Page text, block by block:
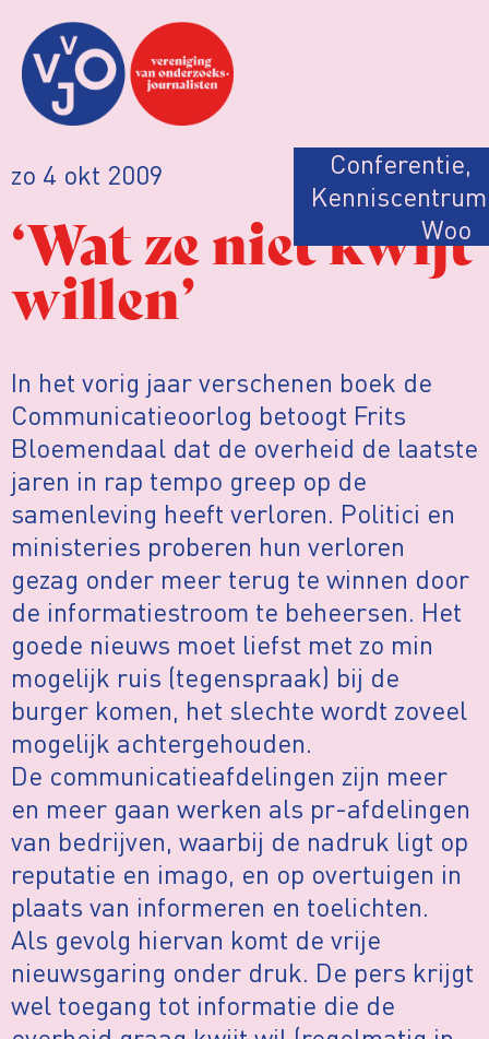
zo 4 okt 2009 Conferentie,
Kenniscentrum
Woo
‘Wat ze niet kwijt
willen’
In het vorig jaar verschenen boek de
Communicatieoorlog betoogt Frits
Bloemendaal dat de overheid de laatste
jaren in rap tempo greep op de
samenleving heeft verloren. Politici en
ministeries proberen hun verloren
gezag onder meer terug te winnen door
de informatiestroom te beheersen. Het
goede nieuws moet liefst met zo min
mogelijk ruis (tegenspraak) bij de
burger komen, het slechte wordt zoveel
mogelijk achtergehouden.
De communicatieafdelingen zijn meer
en meer gaan werken als pr-afdelingen
van bedrijven, waarbij de nadruk ligt op
reputatie en imago, en op overtuigen in
plaats van informeren en toelichten.
Als gevolg hiervan komt de vrije
nieuwsgaring onder druk. De pers krijgt
wel toegang tot informatie die de